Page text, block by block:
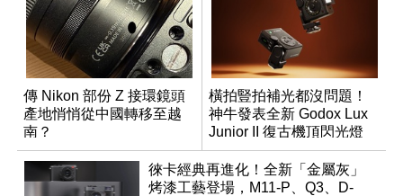
傳 Nikon 部份 Z 接環鏡頭
產地悄悄從中國轉移至越
南？
橫拍豎拍補光都沒問題！
神牛發表全新 Godox Lux
Junior II 復古機頂閃光燈
徠卡經典再進化！全新「金屬灰」
烤漆工藝登場，M11-P、Q3、D-